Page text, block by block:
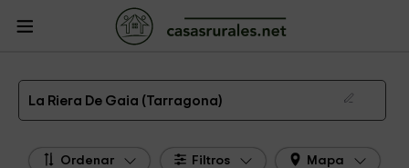
Casas Rurales
Tarragona
Casas Rurales La Riera De Gaia
Las 1 mejores casas rurales en La Riera De Gaia de 2026
La Riera De Gaia (Tarragona)
Ordenar Filtros Mapa